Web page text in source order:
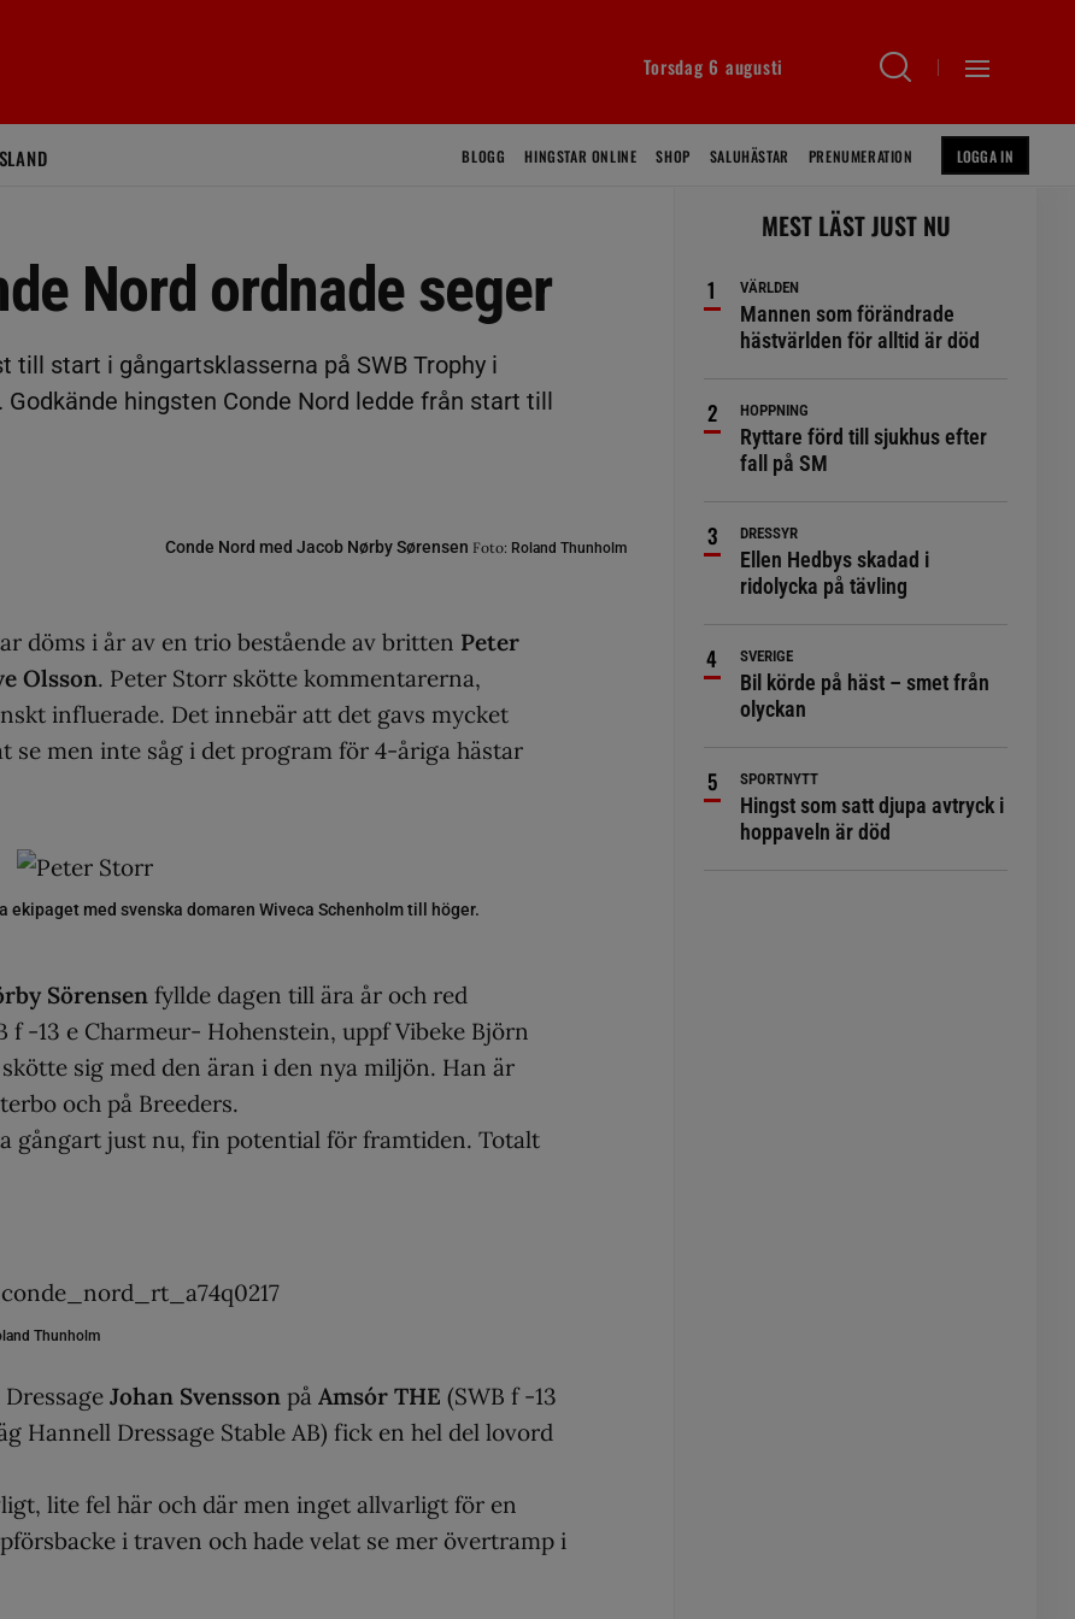
Torsdag 6 augusti
BLOGG HINGSTAR ONLINE SHOP SALUHÄSTAR PRENUMERATION LOGGA IN
Nord ordnade seger
till start i gångartsklasserna på SWB Trophy i
hingsten Conde Nord ledde från start till
Conde Nord med Jacob Nørby Sørensen Foto: Roland Thunholm
döms i år av en trio bestående av britten Peter
Olsson. Peter Storr skötte kommentarerna,
influerade. Det innebär att det gavs mycket
se men inte såg i det program för 4-åriga hästar
med svenska domaren Wiveca Schenholm till höger.
Sörensen fyllde dagen till ära år och red
f -13 e Charmeur- Hohenstein, uppf Vibeke Björn
sig med den äran i den nya miljön. Han är
och på Breeders.
gångart just nu, fin potential för framtiden. Totalt
Thunholm
Johan Svensson på Amsór THE (SWB f -13
Hannell Dressage Stable AB) fick en hel del lovord
lite fel här och där men inget allvarligt för en
i traven och hade velat se mer övertramp i
MEST LÄST JUST NU
VÄRLDEN
Mannen som förändrade
hästvärlden för alltid är död
HOPPNING
Ryttare förd till sjukhus efter
fall på SM
DRESSYR
Ellen Hedbys skadad i
ridolycka på tävling
SVERIGE
Bil körde på häst – smet från
olyckan
SPORTNYTT
Hingst som satt djupa avtryck i
hoppaveln är död